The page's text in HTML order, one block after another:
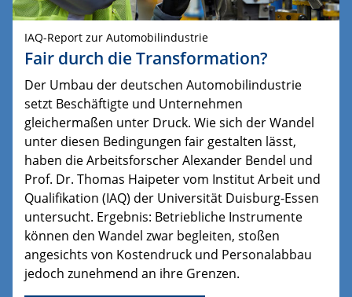
IAQ-Report zur Automobilindustrie
Fair durch die Transformation?
Der Umbau der deutschen Automobilindustrie
setzt Beschäftigte und Unternehmen
gleichermaßen unter Druck. Wie sich der Wandel
unter diesen Bedingungen fair gestalten lässt,
haben die Arbeitsforscher Alexander Bendel und
Prof. Dr. Thomas Haipeter vom Institut Arbeit und
Qualifikation (IAQ) der Universität Duisburg-Essen
untersucht. Ergebnis: Betriebliche Instrumente
können den Wandel zwar begleiten, stoßen
angesichts von Kostendruck und Personalabbau
jedoch zunehmend an ihre Grenzen.